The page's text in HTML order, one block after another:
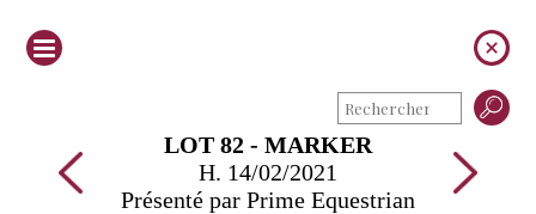
LOT 82 - MARKER
H. 14/02/2021
Présenté par Prime Equestrian